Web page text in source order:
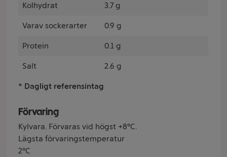
Kolhydrat 3.7 g
Varav sockerarter 0.9 g
Protein 0.1 g
Salt 2.6 g
* Dagligt referensintag
Förvaring
Kylvara. Förvaras vid högst +8°C.
Lägsta förvaringstemperatur
2°C